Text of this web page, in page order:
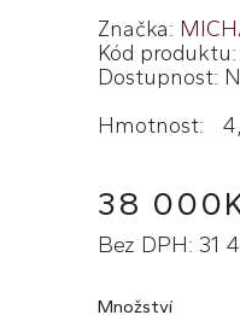
Značka:
Kód
Dostupnost:
Hmotnost:
38
Bez DPH: 31
Množství